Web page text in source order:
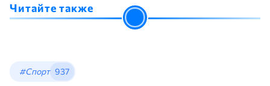
Читайте также
#Спорт 937